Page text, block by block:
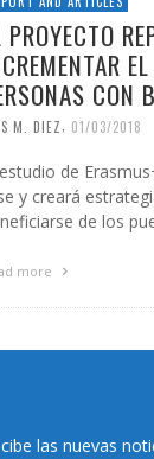
PROYECTO
CON
M. DIEZ 01/03/2018
de
y creará
de los
more
las nuevas